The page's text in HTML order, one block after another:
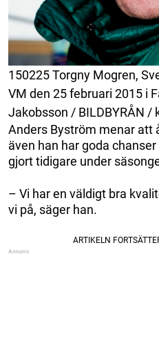
150225 Torgny Mogren,
VM den 25 februari 2015 i
Jakobsson / BILDBYRÅN /
Anders Byström menar att
även han har goda
gjort tidigare under
– Vi har en väldigt bra
vi på, säger han.